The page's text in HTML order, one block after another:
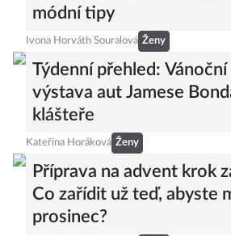
módní tipy
Ivona Horváth Souralová Ženy
Týdenní přehled: Vánoční
výstava aut Jamese
klášteře
Kateřina Horáková Ženy
Příprava na advent krok
Co zařídit už teď, abyste
prosinec?